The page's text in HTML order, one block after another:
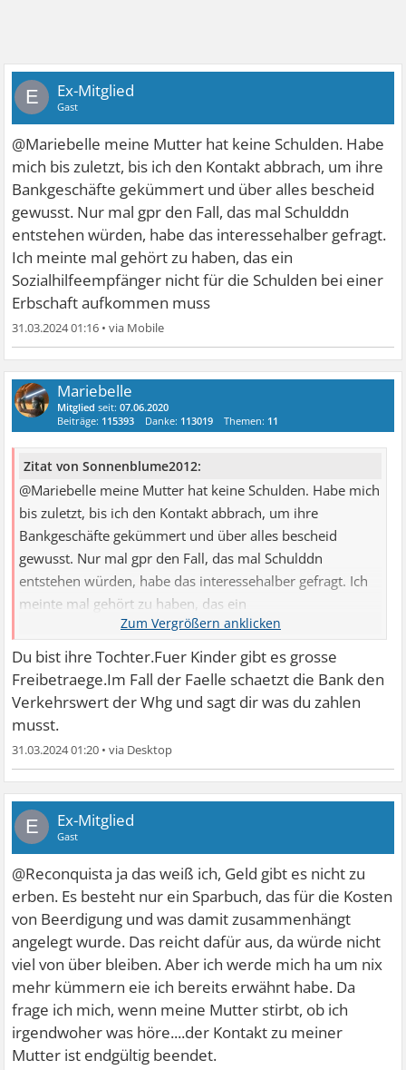
E Ex-Mitglied
Gast
@Mariebelle meine Mutter hat keine Schulden. Habe
mich bis zuletzt, bis ich den Kontakt abbrach, um ihre
Bankgeschäfte gekümmert und über alles bescheid
gewusst. Nur mal gpr den Fall, das mal Schulddn
entstehen würden, habe das interessehalber gefragt.
Ich meinte mal gehört zu haben, das ein
Sozialhilfeempfänger nicht für die Schulden bei einer
Erbschaft aufkommen muss
31.03.2024 01:16 •
Mariebelle
Mitglied seit:07.06.2020
Beiträge: 115393 Danke: 113019 Themen: 11
Zitat von Sonnenblume2012:
@Mariebelle meine Mutter hat keine Schulden. Habe mich
bis zuletzt, bis ich den Kontakt abbrach, um ihre
Bankgeschäfte gekümmert und über alles bescheid
gewusst. Nur mal gpr den Fall, das mal Schulddn
entstehen würden, habe das interessehalber gefragt. Ich
meinte mal gehört zu haben, das ein
Sozialhilfeempfänger ...
Du bist ihre Tochter.Fuer Kinder gibt es grosse
Freibetraege.Im Fall der Faelle schaetzt die Bank den
Verkehrswert der Whg und sagt dir was du zahlen
musst.
31.03.2024 01:20 •
E Ex-Mitglied
Gast
@Reconquista ja das weiß ich, Geld gibt es nicht zu
erben. Es besteht nur ein Sparbuch, das für die Kosten
von Beerdigung und was damit zusammenhängt
angelegt wurde. Das reicht dafür aus, da würde nicht
viel von über bleiben. Aber ich werde mich ha um nix
mehr kümmern eie ich bereits erwähnt habe. Da
frage ich mich, wenn meine Mutter stirbt, ob ich
irgendwoher was höre....der Kontakt zu meiner
Mutter ist endgültig beendet.